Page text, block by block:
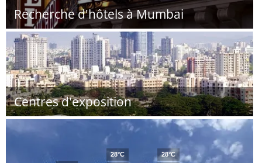
Recherche d'hôtels à Mumbai
Centres d'exposition
28°C
28°C